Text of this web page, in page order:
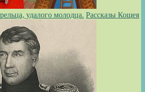
удалого молодца. Рассказы Кощея